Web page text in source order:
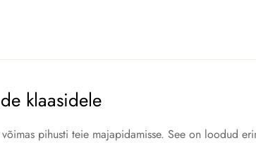
klaasidele
pihusti teie majapidamisse. See on loodud